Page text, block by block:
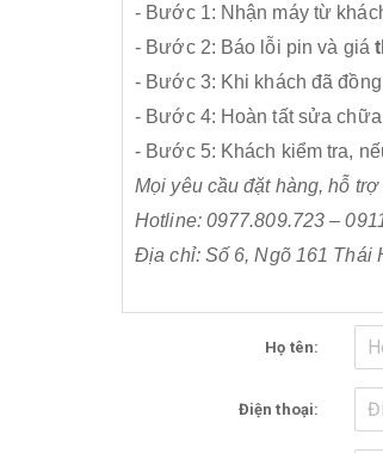
- Bước 1: Nhận máy từ
- Bước 2: Báo lỗi pin và giá
- Bước 3: Khi khách đã
- Bước 4: Hoàn tất sửa
- Bước 5: Khách kiểm tra,
Mọi yêu cầu đặt hàng, hỗ
Hotline: 0977.809.723 –
Địa chỉ: Số 6, Ngõ 161 Thái
Họ tên:
Điện thoại: